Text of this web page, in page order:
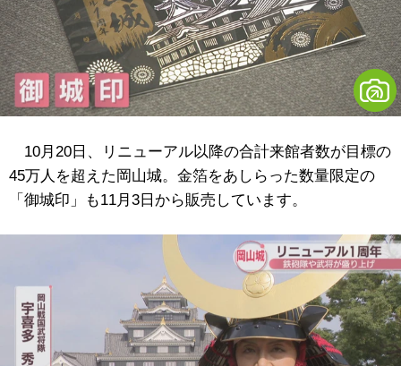
10月20日、リニューアル以降の合計来館者数が目標の
45万人を超えた岡山城。金箔をあしらった数量限定の
「御城印」も11月3日から販売しています。